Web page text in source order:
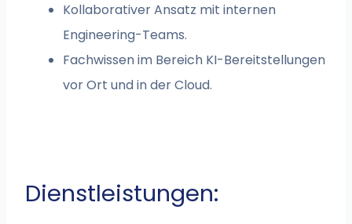
Kollaborativer Ansatz mit internen
Engineering-Teams.
Fachwissen im Bereich KI-Bereitstellungen
vor Ort und in der Cloud.
Dienstleistungen: